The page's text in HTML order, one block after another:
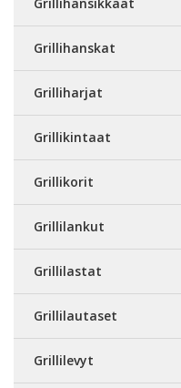
Grillihanskat
Grilliharjat
Grillikintaat
Grillikorit
Grillilankut
Grillilastat
Grillilautaset
Grillilevyt